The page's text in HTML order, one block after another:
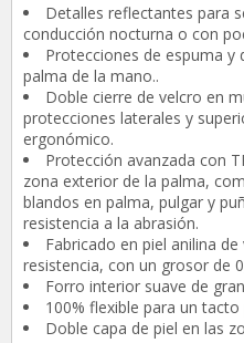
Detalles reflectantes para
conducción nocturna o con
Protecciones de espuma y
palma de la mano..
Doble cierre de velcro en
protecciones laterales y
ergonómico.
Protección avanzada con
zona exterior de la palma,
blandos en palma, pulgar y
resistencia a la abrasión.
Fabricado en piel anilina
resistencia, con un grosor de
Forro interior suave de
100% flexible para un
Doble capa de piel en las